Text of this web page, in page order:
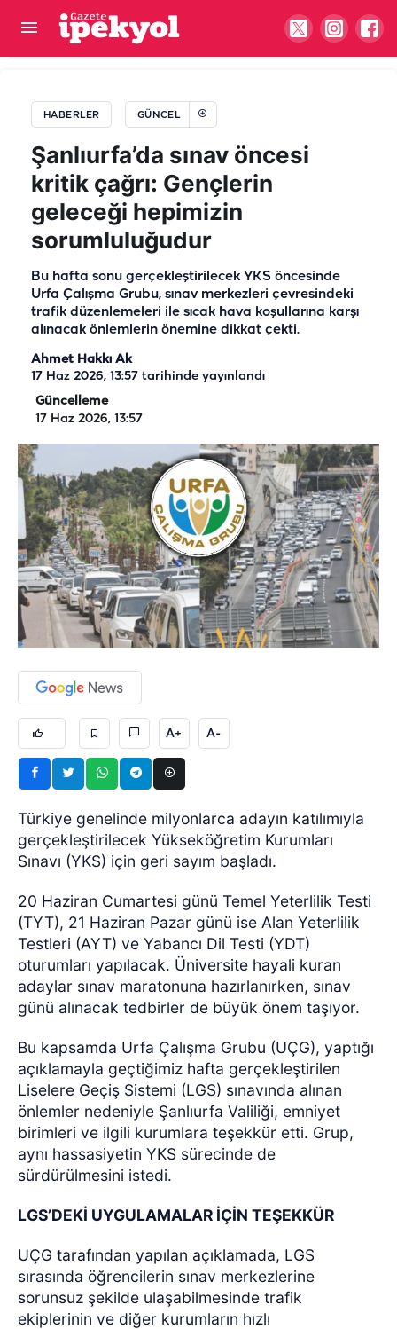
HABERLER GÜNCEL
Şanlıurfa’da sınav öncesi
kritik çağrı: Gençlerin
geleceği hepimizin
sorumluluğudur
Bu hafta sonu gerçekleştirilecek YKS öncesinde
Urfa Çalışma Grubu, sınav merkezleri çevresindeki
trafik düzenlemeleri ile sıcak hava koşullarına karşı
alınacak önlemlerin önemine dikkat çekti.
Ahmet Hakkı Ak
17 Haz 2026, 13:57 tarihinde yayınlandı
Güncelleme
17 Haz 2026, 13:57
A+ A-
Türkiye genelinde milyonlarca adayın katılımıyla
gerçekleştirilecek Yükseköğretim Kurumları
Sınavı (YKS) için geri sayım başladı.
20 Haziran Cumartesi günü Temel Yeterlilik Testi
(TYT), 21 Haziran Pazar günü ise Alan Yeterlilik
Testleri (AYT) ve Yabancı Dil Testi (YDT)
oturumları yapılacak. Üniversite hayali kuran
adaylar sınav maratonuna hazırlanırken, sınav
günü alınacak tedbirler de büyük önem taşıyor.
Bu kapsamda Urfa Çalışma Grubu (UÇG), yaptığı
açıklamayla geçtiğimiz hafta gerçekleştirilen
Liselere Geçiş Sistemi (LGS) sınavında alınan
önlemler nedeniyle Şanlıurfa Valiliği, emniyet
birimleri ve ilgili kurumlara teşekkür etti. Grup,
aynı hassasiyetin YKS sürecinde de
sürdürülmesini istedi.
LGS’DEKİ UYGULAMALAR İÇİN TEŞEKKÜR
UÇG tarafından yapılan açıklamada, LGS
sırasında öğrencilerin sınav merkezlerine
sorunsuz şekilde ulaşabilmesinde trafik
ekiplerinin ve diğer kurumların hızlı
Misafirhaneyi hizmet binasına çevirme